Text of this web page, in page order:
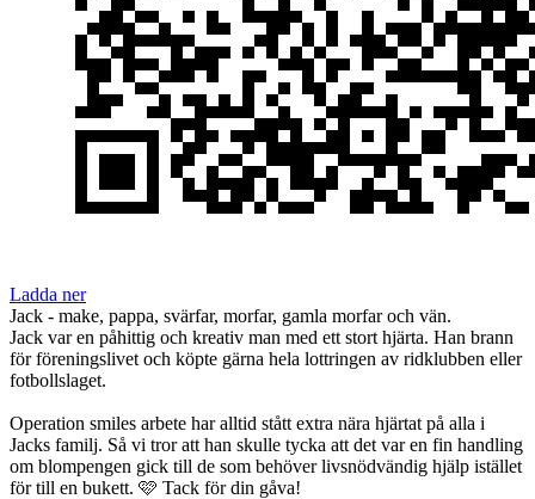
Ladda ner
Jack - make, pappa, svärfar, morfar, gamla morfar och vän.
Jack var en påhittig och kreativ man med ett stort hjärta. Han brann
för föreningslivet och köpte gärna hela lottringen av ridklubben eller
fotbollslaget.
Operation smiles arbete har alltid stått extra nära hjärtat på alla i
Jacks familj. Så vi tror att han skulle tycka att det var en fin handling
om blompengen gick till de som behöver livsnödvändig hjälp istället
för till en bukett. 🩷 Tack för din gåva!